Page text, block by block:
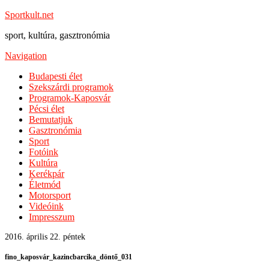
Sportkult.net
sport, kultúra, gasztronómia
Navigation
Budapesti élet
Szekszárdi programok
Programok-Kaposvár
Pécsi élet
Bemutatjuk
Gasztronómia
Sport
Fotóink
Kultúra
Kerékpár
Életmód
Motorsport
Videóink
Impresszum
2016. április 22. péntek
fino_kaposvár_kazincbarcika_döntő_031